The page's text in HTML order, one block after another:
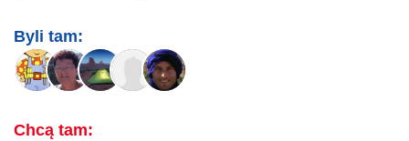
Byli tam:
Chcą tam: